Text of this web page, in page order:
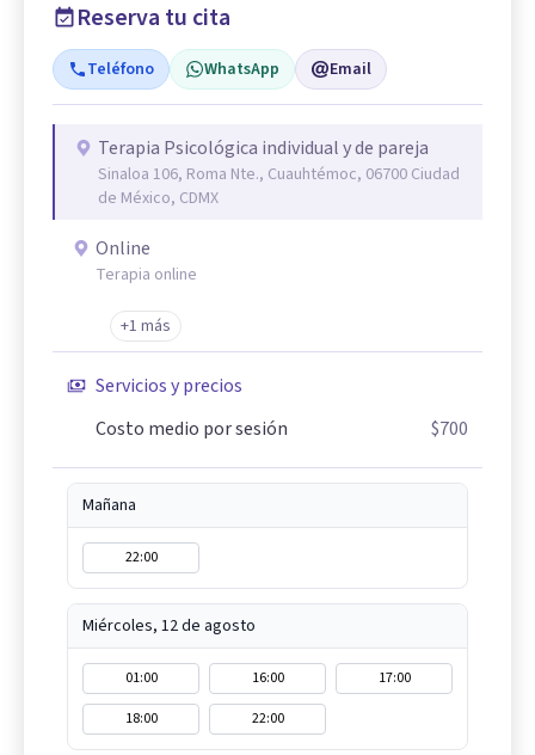
Reserva tu cita
Teléfono WhatsApp Email
Terapia Psicológica individual y de pareja
Sinaloa 106, Roma Nte., Cuauhtémoc, 06700 Ciudad
de México, CDMX
Online
Terapia online
+1 más
Servicios y precios
Costo medio por sesión
$700
Mañana
22:00
Miércoles, 12 de agosto
01:00 16:00
17:00
18:00
22:00